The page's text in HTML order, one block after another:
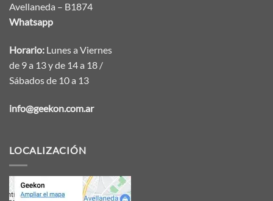
Avellaneda – B1874
Whatsapp
Horario: Lunes a Viernes
de 9 a 13 y de 14 a 18 /
Sábados de 10 a 13
info@geekon.com.ar
LOCALIZACIÓN